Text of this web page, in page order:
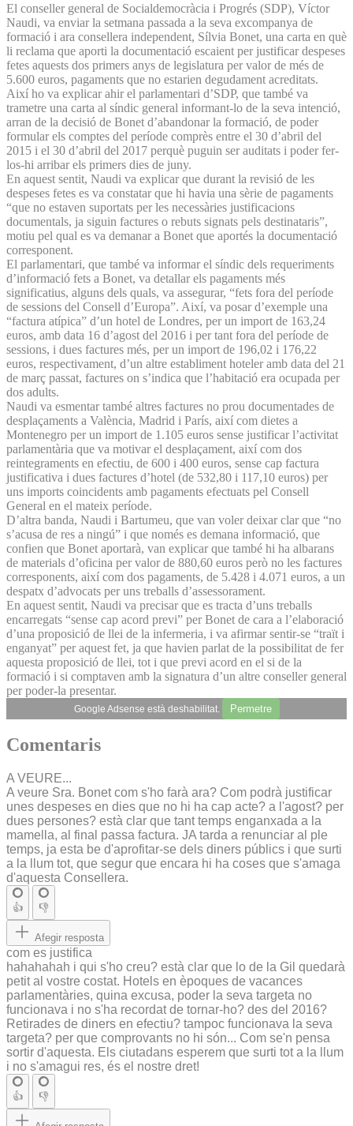
El conseller general de Socialdemocràcia i Progrés (SDP), Víctor
Naudi, va enviar la setmana passada a la seva excompanya de
formació i ara consellera independent, Sílvia Bonet, una carta en què
li reclama que aporti la documentació escaient per justificar despeses
fetes aquests dos primers anys de legislatura per valor de més de
5.600 euros, pagaments que no estarien degudament acreditats.
Així ho va explicar ahir el parlamentari d’SDP, que també va
trametre una carta al síndic general informant-lo de la seva intenció,
arran de la decisió de Bonet d’abandonar la formació, de poder
formular els comptes del període comprès entre el 30 d’abril del
2015 i el 30 d’abril del 2017 perquè puguin ser auditats i poder fer-
los-hi arribar els primers dies de juny.
En aquest sentit, Naudi va explicar que durant la revisió de les
despeses fetes es va constatar que hi havia una sèrie de pagaments
“que no estaven suportats per les necessàries justificacions
documentals, ja siguin factures o rebuts signats pels destinataris”,
motiu pel qual es va demanar a Bonet que aportés la documentació
corresponent.
El parlamentari, que també va informar el síndic dels requeriments
d’informació fets a Bonet, va detallar els pagaments més
significatius, alguns dels quals, va assegurar, “fets fora del període
de sessions del Consell d’Europa”. Així, va posar d’exemple una
“factura atípica” d’un hotel de Londres, per un import de 163,24
euros, amb data 16 d’agost del 2016 i per tant fora del període de
sessions, i dues factures més, per un import de 196,02 i 176,22
euros, respectivament, d’un altre establiment hoteler amb data del 21
de març passat, factures on s’indica que l’habitació era ocupada per
dos adults.
Naudi va esmentar també altres factures no prou documentades de
desplaçaments a València, Madrid i París, així com dietes a
Montenegro per un import de 1.105 euros sense justificar l’activitat
parlamentària que va motivar el desplaçament, així com dos
reintegraments en efectiu, de 600 i 400 euros, sense cap factura
justificativa i dues factures d’hotel (de 532,80 i 117,10 euros) per
uns imports coincidents amb pagaments efectuats pel Consell
General en el mateix període.
D’altra banda, Naudi i Bartumeu, que van voler deixar clar que “no
s’acusa de res a ningú” i que només es demana informació, que
confien que Bonet aportarà, van explicar que també hi ha albarans
de materials d’oficina per valor de 880,60 euros però no les factures
corresponents, així com dos pagaments, de 5.428 i 4.071 euros, a un
despatx d’advocats per uns treballs d’assessorament.
En aquest sentit, Naudi va precisar que es tracta d’uns treballs
encarregats “sense cap acord previ” per Bonet de cara a l’elaboració
d’una proposició de llei de la infermeria, i va afirmar sentir-se “traït i
enganyat” per aquest fet, ja que havien parlat de la possibilitat de fer
aquesta proposició de llei, tot i que previ acord en el si de la
formació i si comptaven amb la signatura d’un altre conseller general
per poder-la presentar.
Google Adsense està deshabilitat. Permetre
Comentaris
A VEURE...
A veure Sra. Bonet com s'ho farà ara? Com podrà justificar
unes despeses en dies que no hi ha cap acte? a l'agost? per
dues persones? està clar que tant temps enganxada a la
mamella, al final passa factura. JA tarda a renunciar al ple
temps, ja esta be d'aprofitar-se dels diners públics i que surti
a la llum tot, que segur que encara hi ha coses que s'amaga
d'aquesta Consellera.
👍 👎
Afegir resposta
com es justifica
hahahahah i qui s'ho creu? està clar que lo de la Gil quedarà
petit al vostre costat. Hotels en èpoques de vacances
parlamentàries, quina excusa, poder la seva targeta no
funcionava i no s'ha recordat de tornar-ho? des del 2016?
Retirades de diners en efectiu? tampoc funcionava la seva
targeta? per que comprovants no hi són... Com se'n pensa
sortir d'aquesta. Els ciutadans esperem que surti tot a la llum
i no s'amagui res, és el nostre dret!
👍 👎